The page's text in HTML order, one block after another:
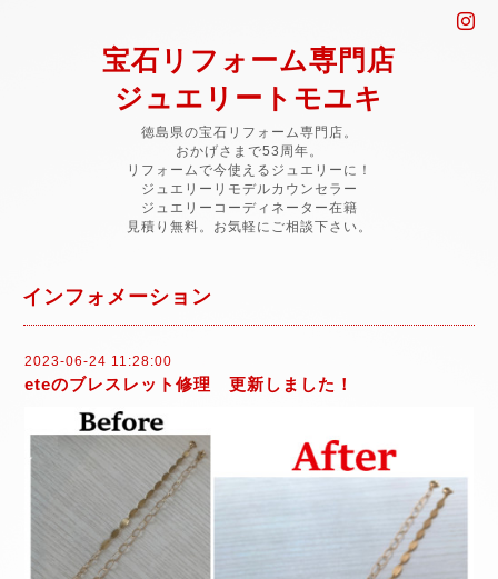
宝石リフォーム専門店
ジュエリートモユキ
徳島県の宝石リフォーム専門店。
おかげさまで53周年。
リフォームで今使えるジュエリーに！
ジュエリーリモデルカウンセラー
ジュエリーコーディネーター在籍
見積り無料。お気軽にご相談下さい。
インフォメーション
2023-06-24 11:28:00
eteのブレスレット修理 更新しました！